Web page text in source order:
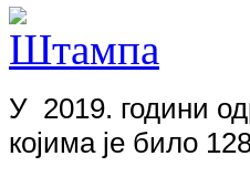
У 2019. години
којима је било 1